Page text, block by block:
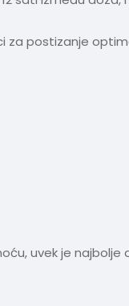
za postizanje
uvek je